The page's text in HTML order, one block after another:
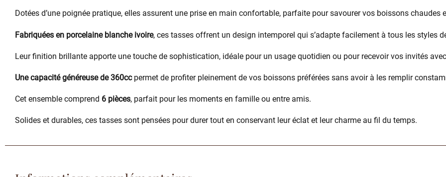
Dotées d’une poignée pratique, elles assurent une prise en main confortable, parfaite pour savourer vos boissons chaudes
Fabriquées en porcelaine blanche ivoire, ces tasses offrent un design intemporel qui s’adapte facilement à tous les styles
Leur finition brillante apporte une touche de sophistication, idéale pour un usage quotidien ou pour recevoir vos invités
Une capacité généreuse de 360ccpermet de profiter pleinement de vos boissons préférées sans avoir à les remplir
Cet ensemble comprend 6 pièces, parfait pour les moments en famille ou entre amis.
Solides et durables, ces tasses sont pensées pour durer tout en conservant leur éclat et leur charme au fil du temps.